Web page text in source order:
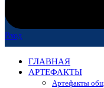
Вход
ГЛАВНАЯ
АРТЕФАКТЫ
Артефакты